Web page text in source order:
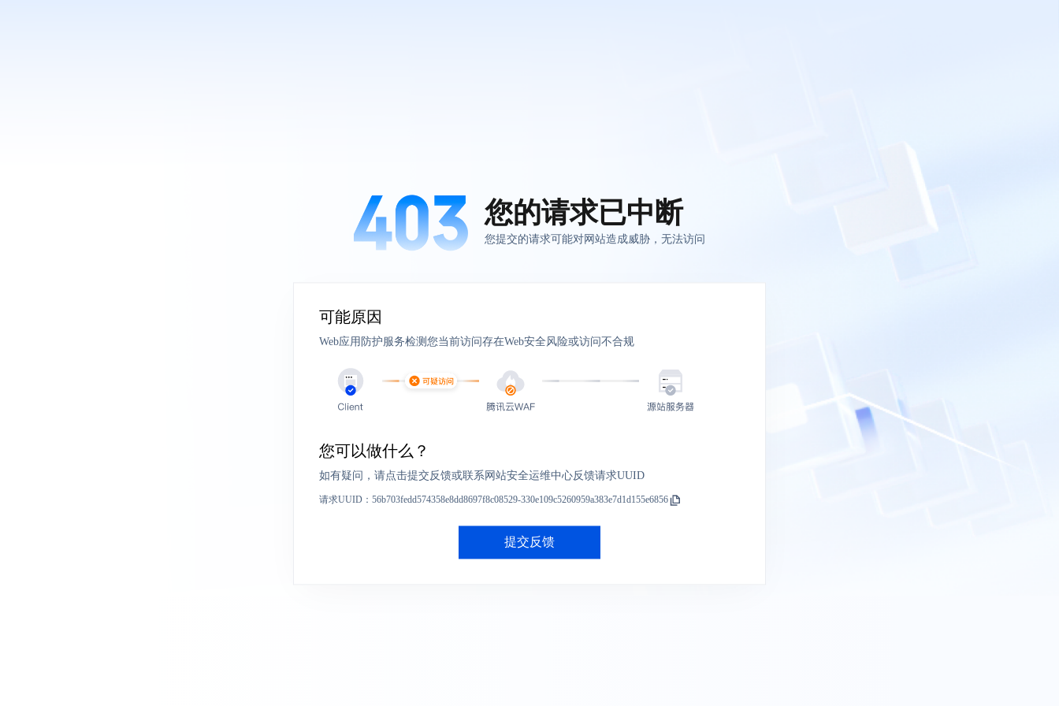
您的请求已中断
您提交的请求可能对网站造成威胁，无法访问
可能原因
Web应用防护服务检测您当前访问存在Web安全风险或访问不合规
您可以做什么？
如有疑问，请点击提交反馈或联系网站安全运维中心反馈请求UUID
请求UUID： 56b703fedd574358e8dd8697f8c08529-330e109c5260959a383e7d1d155e6856
提交反馈